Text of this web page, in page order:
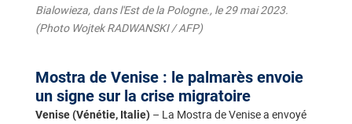
Bialowieza, dans l'Est de la Pologne., le 29 mai 2023.
(Photo Wojtek RADWANSKI / AFP)
Mostra de Venise : le palmarès envoie
un signe sur la crise migratoire
Venise (Vénétie, Italie)– La Mostra de Venise a envoyé